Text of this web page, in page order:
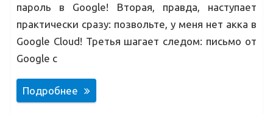
пароль в Google! Вторая, правда, наступает
практически сразу: позвольте, у меня нет акка в
Google Cloud! Третья шагает следом: письмо от
Google c
Подробнее